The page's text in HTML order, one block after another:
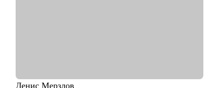
Денис Мерзлов